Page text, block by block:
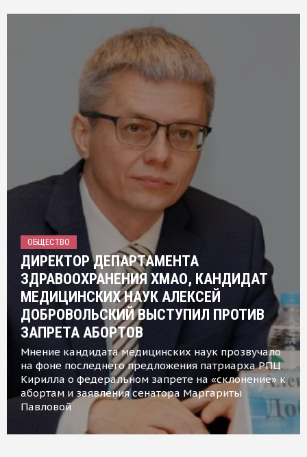
ОБЩЕСТВО
ДИРЕКТОР ДЕПАРТАМЕНТА
ЗДРАВООХРАНЕНИЯ ХМАО, КАНДИДАТ
МЕДИЦИНСКИХ НАУК АЛЕКСЕЙ
ДОБРОВОЛЬСКИЙ ВЫСТУПИЛ ПРОТИВ
ЗАПРЕТА АБОРТОВ
Мнение кандидата медицинских наук прозвучало
на фоне последнего предложения патриарха РПЦ
Кирилла о федеральном запрете на «склонение» к
абортам и заявления сенатора Маргариты
Павловой